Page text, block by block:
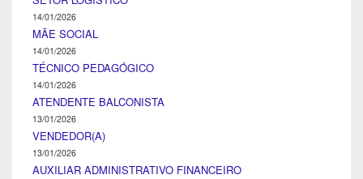
14/01/2026
MÃE SOCIAL
14/01/2026
TÉCNICO PEDAGÓGICO
14/01/2026
ATENDENTE BALCONISTA
13/01/2026
VENDEDOR(A)
13/01/2026
AUXILIAR ADMINISTRATIVO FINANCEIRO